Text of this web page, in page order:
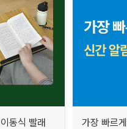
동식 빨래
가장 빠르